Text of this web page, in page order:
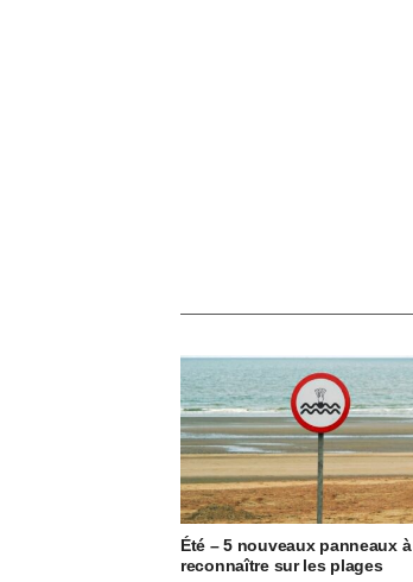
Été – 5 nouveaux panneaux à
reconnaître sur les plages